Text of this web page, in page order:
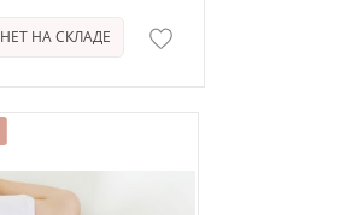
НЕТ НА СКЛАДЕ